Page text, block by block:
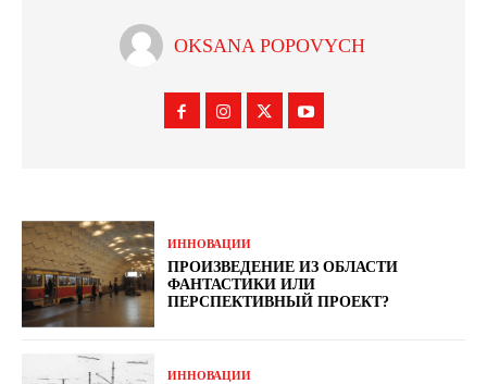
OKSANA POPOVYCH
ИННОВАЦИИ
ПРОИЗВЕДЕНИЕ ИЗ ОБЛАСТИ
ФАНТАСТИКИ ИЛИ
ПЕРСПЕКТИВНЫЙ ПРОЕКТ?
ИННОВАЦИИ